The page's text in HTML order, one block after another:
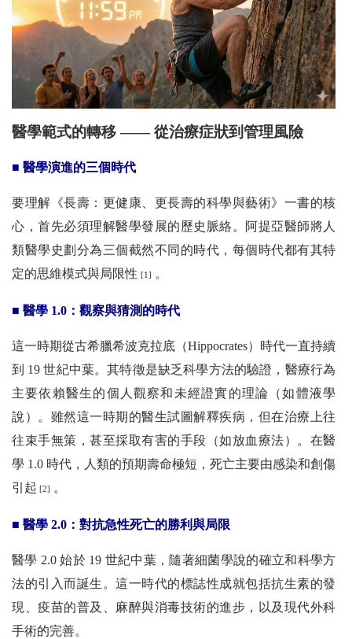
醫學範式的轉移 —— 從治療症狀到管理風險
■ 醫學演進的三個時代
要理解《長壽：更健康、更長壽的科學與藝術》一書的核
心，首先必須理解醫學發展的歷史脈絡。阿提亞醫師將人
類醫學史劃分為三個截然不同的時代，每個時代都有其特
定的思維模式與局限性 [1] 。
■ 醫學 1.0：觀察與猜測的時代
這一時期從古希臘希波克拉底（Hippocrates）時代一直持續
到 19 世紀中葉。其特徵是缺乏科學方法的驗證，醫療行為
主要依賴醫生的個人觀察和未經證實的理論（如體液學
說）。雖然這一時期的醫生試圖解釋疾病，但在治療上往
往束手無策，甚至採取有害的手段（如放血療法）。在醫
學 1.0 時代，人類的預期壽命極短，死亡主要由感染和創傷
引起 [2] 。
■ 醫學 2.0：對抗急性死亡的勝利與局限
醫學 2.0 始於 19 世紀中葉，隨著細菌學說的確立和科學方
法的引入而誕生。這一時代的標誌性成就包括抗生素的發
現、疫苗的普及、麻醉與消毒技術的進步，以及現代外科
手術的完善。